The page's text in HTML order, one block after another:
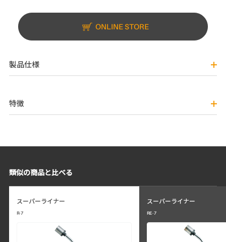
ONLINE STORE
製品仕様
特徴
類似の商品と比べる
スーパーライナー
R-7
スーパーライナー
RE-7